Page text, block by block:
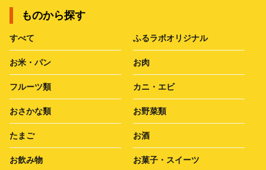
ものから探す
すべて ふるラボオリジナル
お米・パン お肉
フルーツ類 カニ・エビ
おさかな類 お野菜類
たまご お酒
お飲み物 お菓子・スイーツ